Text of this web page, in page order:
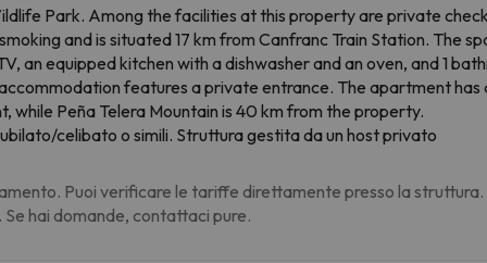
Park. Among the facilities at this property are private
and is situated 17 km from Canfranc Train Station. The
an equipped kitchen with a dishwasher and an oven, and 1
features a private entrance. The apartment has
while Peña Telera Mountain is 40 km from the property.
celibato o simili. Struttura gestita da un host privato
Puoi verificare le tariffe direttamente presso la
hai domande, contattaci pure.